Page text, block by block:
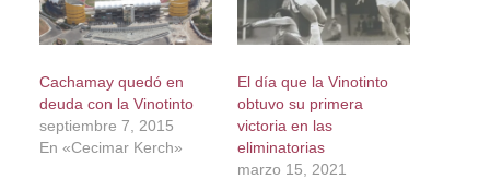
Cachamay quedó en
deuda con la Vinotinto
septiembre 7, 2015
En «Cecimar Kerch»
El día que la Vinotinto
obtuvo su primera
victoria en las
eliminatorias
marzo 15, 2021